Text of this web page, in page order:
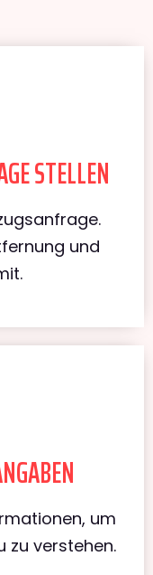
STELLEN
und
um
zu verstehen.